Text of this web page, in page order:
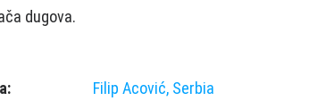
dugova.
Filip Acović, Serbia